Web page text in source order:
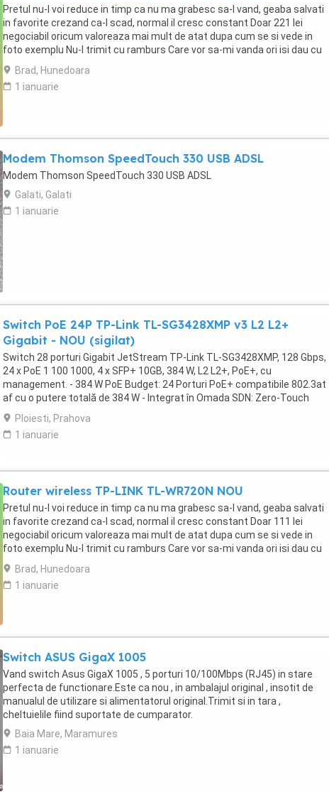
Pretul nu-l voi reduce in timp ca nu ma grabesc sa-l vand, geaba salvati
in favorite crezand ca-l scad, normal il cresc constant Doar 221 lei
negociabil oricum valoreaza mai mult de atat dupa cum se si vede in
foto exemplu Nu-l trimit cu ramburs Care vor sa-mi vanda ori isi dau cu
parerea sau compara ...
Brad, Hunedoara
1 ianuarie
Modem Thomson SpeedTouch 330 USB ADSL
Modem Thomson SpeedTouch 330 USB ADSL
Galati, Galati
1 ianuarie
Switch PoE 24P TP-Link TL-SG3428XMP v3 L2 L2+
Gigabit - NOU (sigilat)
Switch 28 porturi Gigabit JetStream TP-Link TL-SG3428XMP, 128 Gbps,
24 x PoE 1 100 1000, 4 x SFP+ 10GB, 384 W, L2 L2+, PoE+, cu
management. - 384 W PoE Budget: 24 Porturi PoE+ compatibile 802.3at
af cu o putere totală de 384 W - Integrat în Omada SDN: Zero-Touch
Provisioning (ZTP), Administrare centralizată ...
Ploiesti, Prahova
1 ianuarie
Router wireless TP-LINK TL-WR720N NOU
Pretul nu-l voi reduce in timp ca nu ma grabesc sa-l vand, geaba salvati
in favorite crezand ca-l scad, normal il cresc constant Doar 111 lei
negociabil oricum valoreaza mai mult de atat dupa cum se si vede in
foto exemplu Nu-l trimit cu ramburs Care vor sa-mi vanda ori isi dau cu
parerea sau compara ...
Brad, Hunedoara
1 ianuarie
Switch ASUS GigaX 1005
Vand switch Asus GigaX 1005 , 5 porturi 10/100Mbps (RJ45) in stare
perfecta de functionare.Este ca nou , in ambalajul original , insotit de
manualul de utilizare si alimentatorul original.Trimit si in tara ,
cheltuielile fiind suportate de cumparator.
Baia Mare, Maramures
1 ianuarie